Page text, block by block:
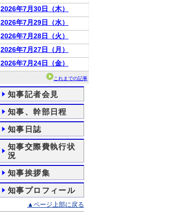
2026年7月30日（木）
2026年7月29日（水）
2026年7月28日（火）
2026年7月27日（月）
2026年7月24日（金）
これまでの記事
知事記者会見
知事、幹部日程
知事日誌
知事交際費執行状
況
知事挨拶集
知事プロフィール
▲ページ上部に戻る